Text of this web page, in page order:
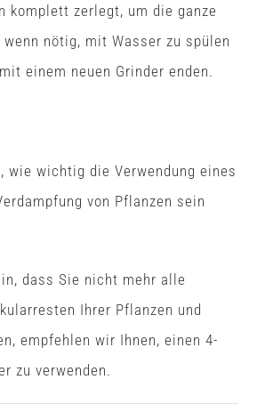
komplett zerlegt, um die ganze
wenn nötig, mit Wasser zu spülen
einem neuen Grinder enden.
wie wichtig die Verwendung eines
von Pflanzen sein
dass Sie nicht mehr alle
Ihrer Pflanzen und
empfehlen wir Ihnen, einen 4-
zu verwenden.